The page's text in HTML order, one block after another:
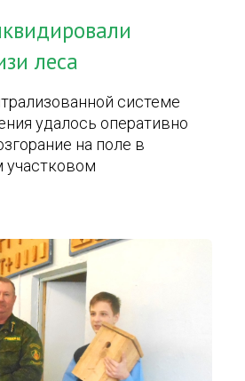
леса
системе
удалось оперативно
на поле в